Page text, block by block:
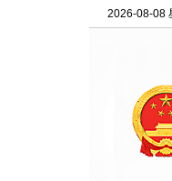
2026-08-08